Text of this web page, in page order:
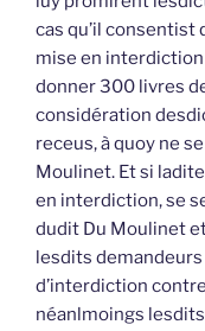
cas qu’il consentist
mise en
donner 300 livres
considération
receus, à quoy ne
Moulinet. Et si
en interdiction, se
dudit Du Moulinet
lesdits
d’interdiction
néanlmoings